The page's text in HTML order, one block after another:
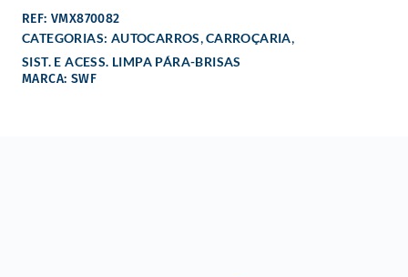
REF: VMX870082
CATEGORIAS: AUTOCARROS,CARROÇARIA,
SIST. E ACESS. LIMPA PÁRA-BRISAS
MARCA: SWF